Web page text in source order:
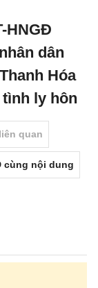
HNGĐ
dân
Hóa
ly hôn
quan
cùng nội dung